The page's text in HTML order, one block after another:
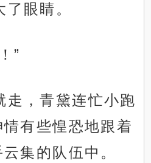
眼睛。
”
走，青黛连忙小跑
有些惶恐地跟着
集的队伍中。